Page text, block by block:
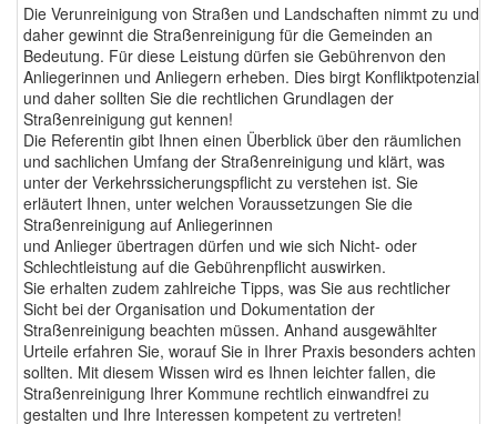
Die Verunreinigung von Straßen und Landschaften nimmt zu und
daher gewinnt die Straßenreinigung für die Gemeinden an
Bedeutung. Für diese Leistung dürfen sie Gebührenvon den
Anliegerinnen und Anliegern erheben. Dies birgt Konfliktpotenzial
und daher sollten Sie die rechtlichen Grundlagen der
Straßenreinigung gut kennen!
Die Referentin gibt Ihnen einen Überblick über den räumlichen
und sachlichen Umfang der Straßenreinigung und klärt, was
unter der Verkehrssicherungspflicht zu verstehen ist. Sie
erläutert Ihnen, unter welchen Voraussetzungen Sie die
Straßenreinigung auf Anliegerinnen
und Anlieger übertragen dürfen und wie sich Nicht- oder
Schlechtleistung auf die Gebührenpflicht auswirken.
Sie erhalten zudem zahlreiche Tipps, was Sie aus rechtlicher
Sicht bei der Organisation und Dokumentation der
Straßenreinigung beachten müssen. Anhand ausgewählter
Urteile erfahren Sie, worauf Sie in Ihrer Praxis besonders achten
sollten. Mit diesem Wissen wird es Ihnen leichter fallen, die
Straßenreinigung Ihrer Kommune rechtlich einwandfrei zu
gestalten und Ihre Interessen kompetent zu vertreten!